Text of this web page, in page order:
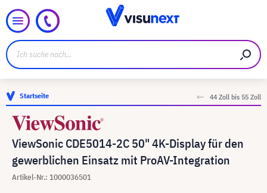
Startseite 44 Zoll bis 55 Zoll
ViewSonic CDE5014-2C 50" 4K-Display für den
gewerblichen Einsatz mit ProAV-Integration
Artikel-Nr.: 1000036501